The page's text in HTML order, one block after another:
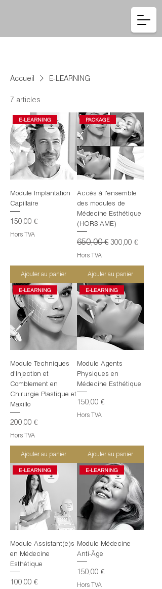
Accueil E-LEARNING
7 articles
E-LEARNING
Module Implantation
Capillaire
Prix
150,00 €
Hors TVA
Ajouter au panier
PACKAGE
Accès à l'ensemble
des modules de
Médecine Esthétique
(HORS AME)
Prix original
650,00 € Prix promotionnel
300,00 €
Hors TVA
Ajouter au panier
E-LEARNING
Module Techniques
d'Injection et
Comblement en
Chirurgie Plastique et
Maxillo
Prix
200,00 €
Hors TVA
Ajouter au panier
E-LEARNING
Module Agents
Physiques en
Médecine Esthétique
Prix
150,00 €
Hors TVA
Ajouter au panier
E-LEARNING
Module Assistant(e)s
en Médecine
Esthétique
Prix
100,00 €
E-LEARNING
Module Médecine
Anti-Âge
Prix
150,00 €
Hors TVA